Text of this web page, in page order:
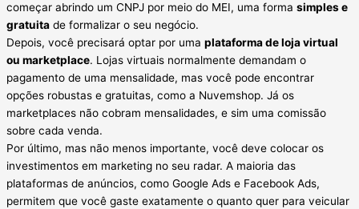
começar abrindo um CNPJ por meio do MEI, uma forma simples e
gratuita de formalizar o seu negócio.
Depois, você precisará optar por uma plataforma de loja virtual
ou marketplace. Lojas virtuais normalmente demandam o
pagamento de uma mensalidade, mas você pode encontrar
opções robustas e gratuitas, como a Nuvemshop. Já os
marketplaces não cobram mensalidades, e sim uma comissão
sobre cada venda.
Por último, mas não menos importante, você deve colocar os
investimentos em marketing no seu radar. A maioria das
plataformas de anúncios, como Google Ads e Facebook Ads,
permitem que você gaste exatamente o quanto quer para veicular